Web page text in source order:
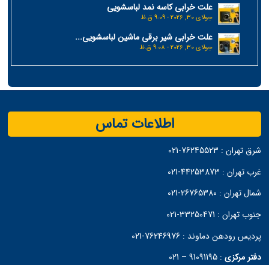
علت خرابی کاسه نمد لباسشویی
جولای 30, 2026 - 9:09 ق.ظ
علت خرابی شیر برقی ماشین لباسشویی...
جولای 30, 2026 - 9:08 ق.ظ
اطلاعات تماس
شرق تهران : 76245523-021
غرب تهران : 44253873-021
شمال تهران :
جنوب تهران : 33250471-021
پردیس رودهن دماوند :76246976-021
دفتر مرکزی :
91091195 – 021